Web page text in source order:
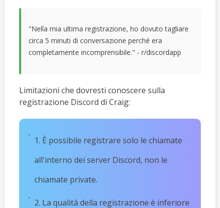
"Nella mia ultima registrazione, ho dovuto tagliare
circa 5 minuti di conversazione perché era
completamente incomprensibile." - r/discordapp
Limitazioni che dovresti conoscere sulla
registrazione Discord di Craig:
1. È possibile registrare solo le chiamate
all'interno dei server Discord, non le
chiamate private.
2. La qualità della registrazione è inferiore